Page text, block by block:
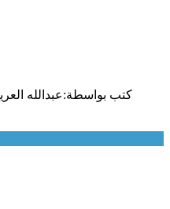
كتب بواسطة:عبدالله